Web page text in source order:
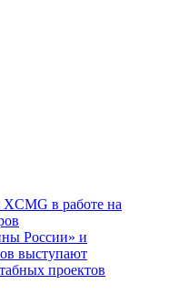
в работе на
России» и
выступают
проектов